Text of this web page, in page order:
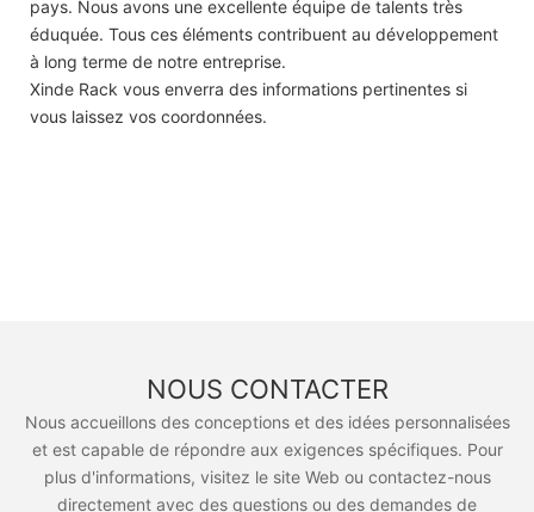
pays. Nous avons une excellente équipe de talents très
éduquée. Tous ces éléments contribuent au développement
à long terme de notre entreprise.
Xinde Rack vous enverra des informations pertinentes si
vous laissez vos coordonnées.
NOUS CONTACTER
Nous accueillons des conceptions et des idées personnalisées
et est capable de répondre aux exigences spécifiques. Pour
plus d'informations, visitez le site Web ou contactez-nous
directement avec des questions ou des demandes de